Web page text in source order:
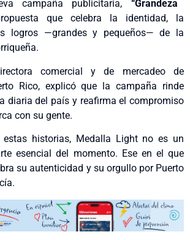
campaña publicitaria, “Grandeza
que celebra la identidad, la
logros —grandes y pequeños— de la
comercial y de mercadeo de
Rico, explicó que la campaña rinde
diaria del país y reafirma el compromiso
con su gente.
estas historias, Medalla Light no es un
esencial del momento. Ese en el que
su autenticidad y su orgullo por Puerto